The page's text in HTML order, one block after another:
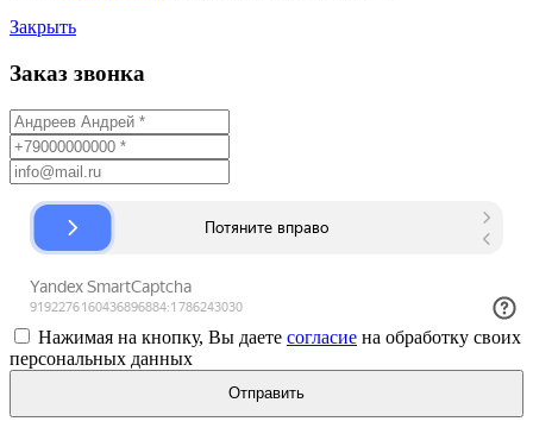
Закрыть
Заказ звонка
Нажимая на кнопку, Вы даете согласие на обработку своих
персональных данных
Отправить